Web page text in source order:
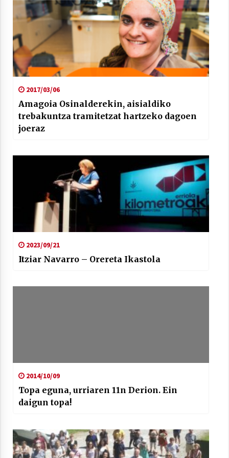
Arrosaren laburpen bideoa Hamaika
Telebistaren eskutik
2017/03/06
Amagoia Osinalderekin, aisialdiko
trebakuntza tramitetzat hartzeko dagoen
joeraz
2023/09/21
Itziar Navarro – Orereta Ikastola
2014/10/09
Topa eguna, urriaren 11n Derion. Ein
daigun topa!